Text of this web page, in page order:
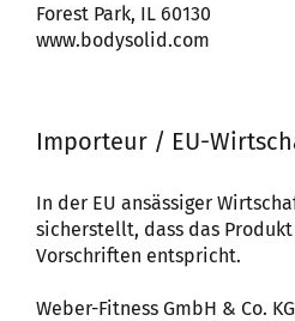
Forest Park, IL 60130
www.bodysolid.com
Importeur / EU-
In der EU ansässiger
sicherstellt, dass das
Vorschriften entspricht.
Weber-Fitness GmbH & Co. KG